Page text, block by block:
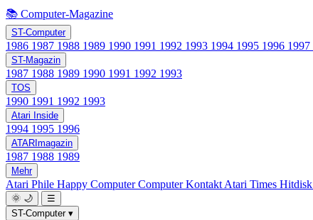
📚 Computer-Magazine
ST-Computer
1986 1987 1988 1989 1990 1991 1992 1993 1994 1995 1996 1997
ST-Magazin
1987 1988 1989 1990 1991 1992 1993
TOS
1990 1991 1992 1993
Atari Inside
1994 1995 1996
ATARImagazin
1987 1988 1989
Mehr
Atari Phile Happy ComputerComputer Kontakt Atari Times Hitdisk
🌞 🌙
☰
ST-Computer ▾